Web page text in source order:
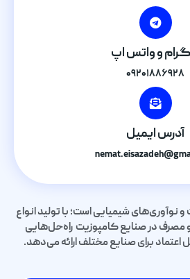
و واتس اپ
۰۹۲۰۱۸۸۶۹۲۸
آدرس ایمیل
شیمیایی است؛ با تولید انواع
در صنایع کامپوزیت راه‌حل‌هایی
برای صنایع مختلف ارائه می‌دهد.